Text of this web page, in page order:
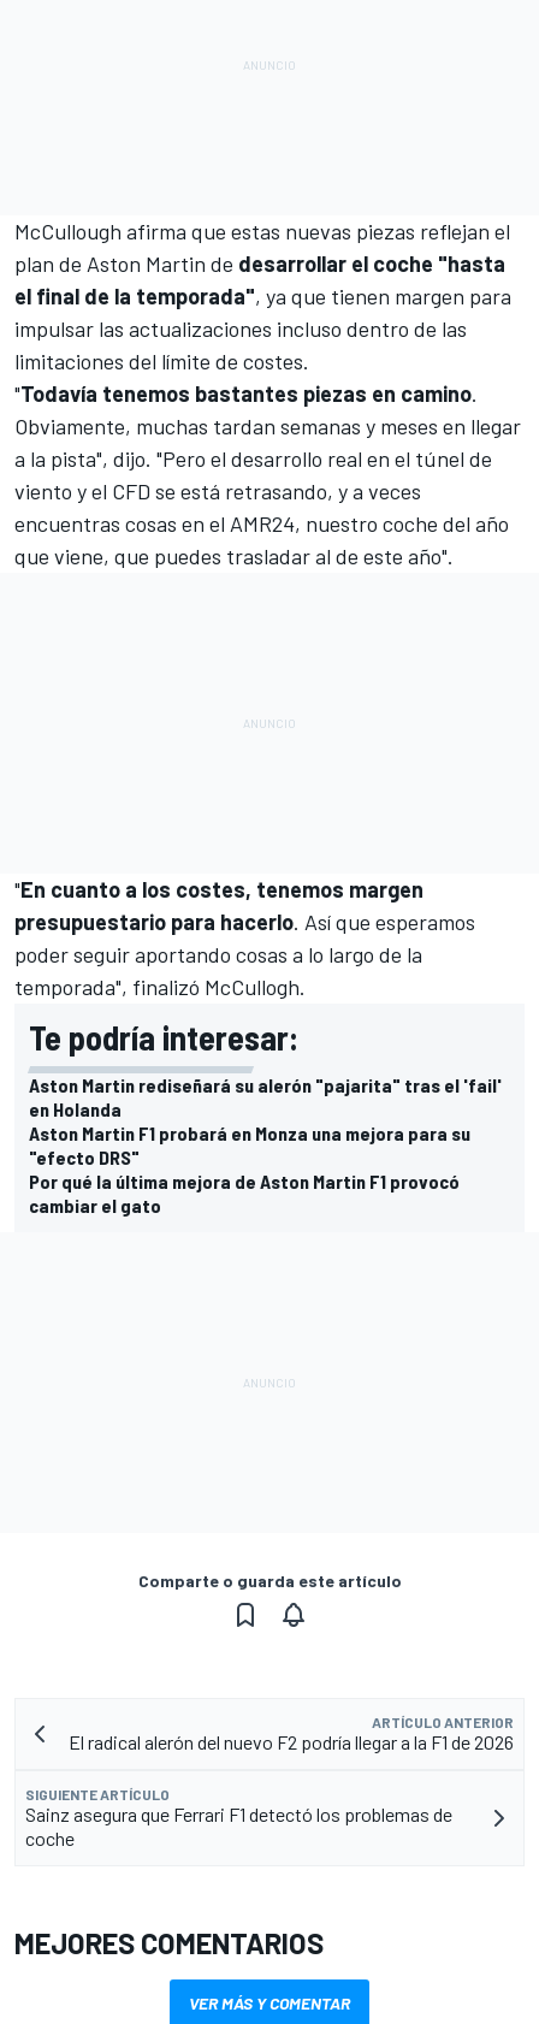
McCullough afirma que estas nuevas piezas reflejan el
plan de Aston Martin de desarrollar el coche "hasta
el final de la temporada", ya que tienen margen para
impulsar las actualizaciones incluso dentro de las
limitaciones del límite de costes.
"Todavía tenemos bastantes piezas en camino.
Obviamente, muchas tardan semanas y meses en llegar
a la pista", dijo. "Pero el desarrollo real en el túnel de
viento y el CFD se está retrasando, y a veces
encuentras cosas en el AMR24, nuestro coche del año
que viene, que puedes trasladar al de este año".
"En cuanto a los costes, tenemos margen
presupuestario para hacerlo. Así que esperamos
poder seguir aportando cosas a lo largo de la
temporada", finalizó McCullogh.
Te podría interesar:
Aston Martin rediseñará su alerón "pajarita" tras el 'fail'
en Holanda
Aston Martin F1 probará en Monza una mejora para su
"efecto DRS"
Por qué la última mejora de Aston Martin F1 provocó
cambiar el gato
Comparte o guarda este artículo
ARTÍCULO ANTERIOR
El radical alerón del nuevo F2 podría llegar a la F1 de 2026
SIGUIENTE ARTÍCULO
Sainz asegura que Ferrari F1 detectó los problemas de
coche
MEJORES COMENTARIOS
VER MÁS Y COMENTAR